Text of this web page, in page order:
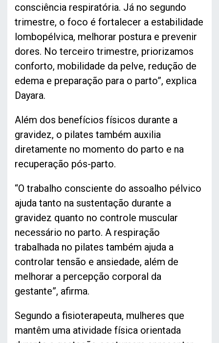
consciência respiratória. Já no segundo
trimestre, o foco é fortalecer a estabilidade
lombopélvica, melhorar postura e prevenir
dores. No terceiro trimestre, priorizamos
conforto, mobilidade da pelve, redução de
edema e preparação para o parto”, explica
Dayara.
Além dos benefícios físicos durante a
gravidez, o pilates também auxilia
diretamente no momento do parto e na
recuperação pós-parto.
“O trabalho consciente do assoalho pélvico
ajuda tanto na sustentação durante a
gravidez quanto no controle muscular
necessário no parto. A respiração
trabalhada no pilates também ajuda a
controlar tensão e ansiedade, além de
melhorar a percepção corporal da
gestante”, afirma.
Segundo a fisioterapeuta, mulheres que
mantêm uma atividade física orientada